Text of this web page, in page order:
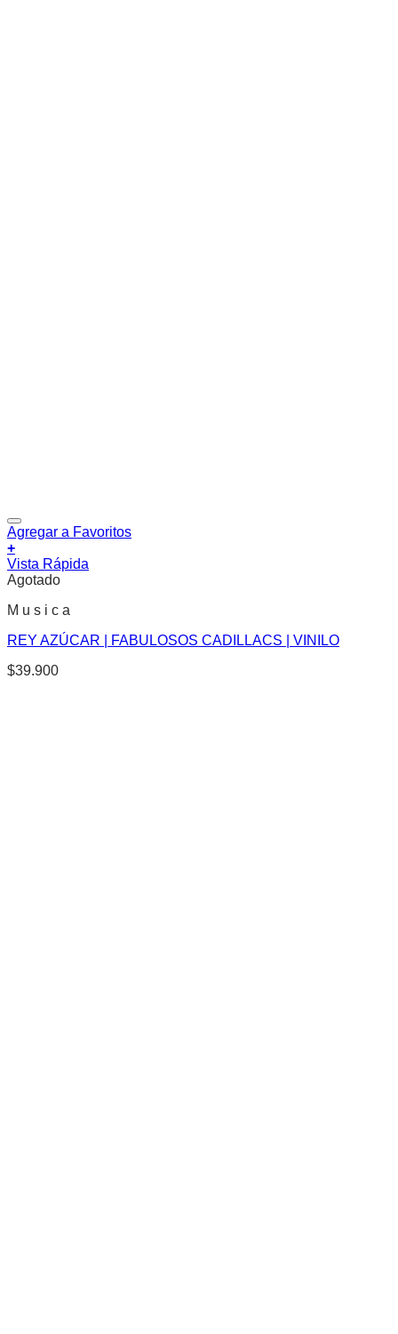
Agregar a Favoritos
+
Vista Rápida
Agotado
M u s i c a
REY AZÚCAR | FABULOSOS CADILLACS | VINILO
$39.900